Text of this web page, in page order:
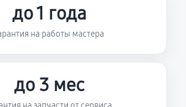
до 1 года
на работы мастера
до 3 мес